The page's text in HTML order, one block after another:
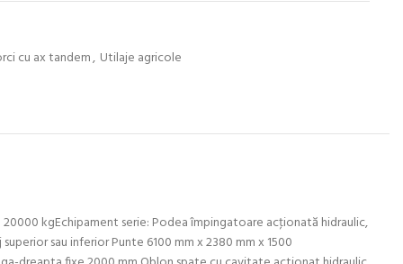
cu ax tandem, Utilaje agricole
kgEchipament serie: Podea împingatoare acţionată hidraulic,
sau inferior Punte 6100 mm x 2380 mm x 1500